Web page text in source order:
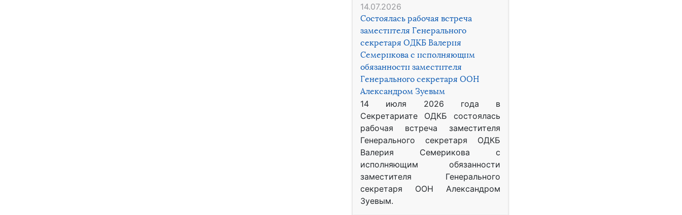
14.07.2026
Состоялась рабочая встреча
заместителя Генерального
секретаря ОДКБ Валерия
Семерикова с исполняющим
обязанности заместителя
Генерального секретаря ООН
Александром Зуевым
14 июля 2026 года в
Секретариате ОДКБ состоялась
рабочая встреча заместителя
Генерального секретаря ОДКБ
Валерия Семерикова с
исполняющим обязанности
заместителя Генерального
секретаря ООН Александром
Зуевым.